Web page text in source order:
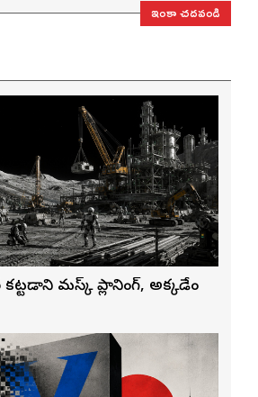
ఇంకా చదవండి
కట్టడానికి మస్క్ ప్లానింగ్, అక్కడేం